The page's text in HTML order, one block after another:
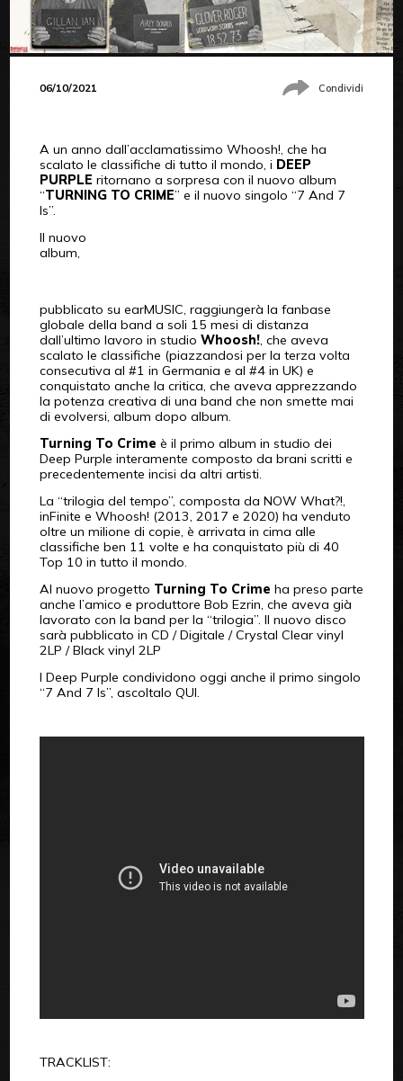
06/10/2021 Condividi
A un anno dall’acclamatissimo Whoosh!, che ha
scalato le classifiche di tutto il mondo, i DEEP
PURPLE ritornano a sorpresa con il nuovo album
“TURNING TO CRIME” e il nuovo singolo “7 And 7
Is”.
Il nuovo
album,
pubblicato su earMUSIC, raggiungerà la fanbase
globale della band a soli 15 mesi di distanza
dall’ultimo lavoro in studio Whoosh!, che aveva
scalato le classifiche (piazzandosi per la terza volta
consecutiva al #1 in Germania e al #4 in UK) e
conquistato anche la critica, che aveva apprezzando
la potenza creativa di una band che non smette mai
di evolversi, album dopo album.
Turning To Crime è il primo album in studio dei
Deep Purple interamente composto da brani scritti e
precedentemente incisi da altri artisti.
La “trilogia del tempo”, composta da NOW What?!,
inFinite e Whoosh! (2013, 2017 e 2020) ha venduto
oltre un milione di copie, è arrivata in cima alle
classifiche ben 11 volte e ha conquistato più di 40
Top 10 in tutto il mondo.
Al nuovo progetto Turning To Crime ha preso parte
anche l’amico e produttore Bob Ezrin, che aveva già
lavorato con la band per la “trilogia”. Il nuovo disco
sarà pubblicato in CD / Digitale / Crystal Clear vinyl
2LP / Black vinyl 2LP
I Deep Purple condividono oggi anche il primo singolo
“7 And 7 Is”, ascoltalo QUI.
TRACKLIST: